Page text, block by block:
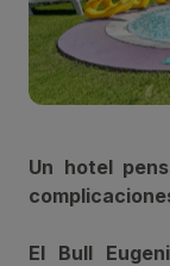
Un hotel
El Bull